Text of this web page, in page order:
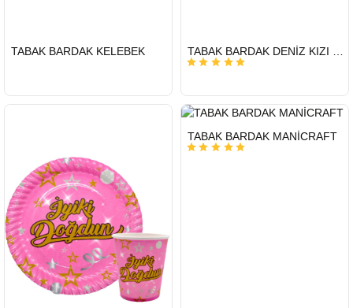
GÖNDERİ
TABAK BARDAK KELEBEK
GÖNDERİ
GÖNDERİ
TABAK BARDAK MANİCRAFT